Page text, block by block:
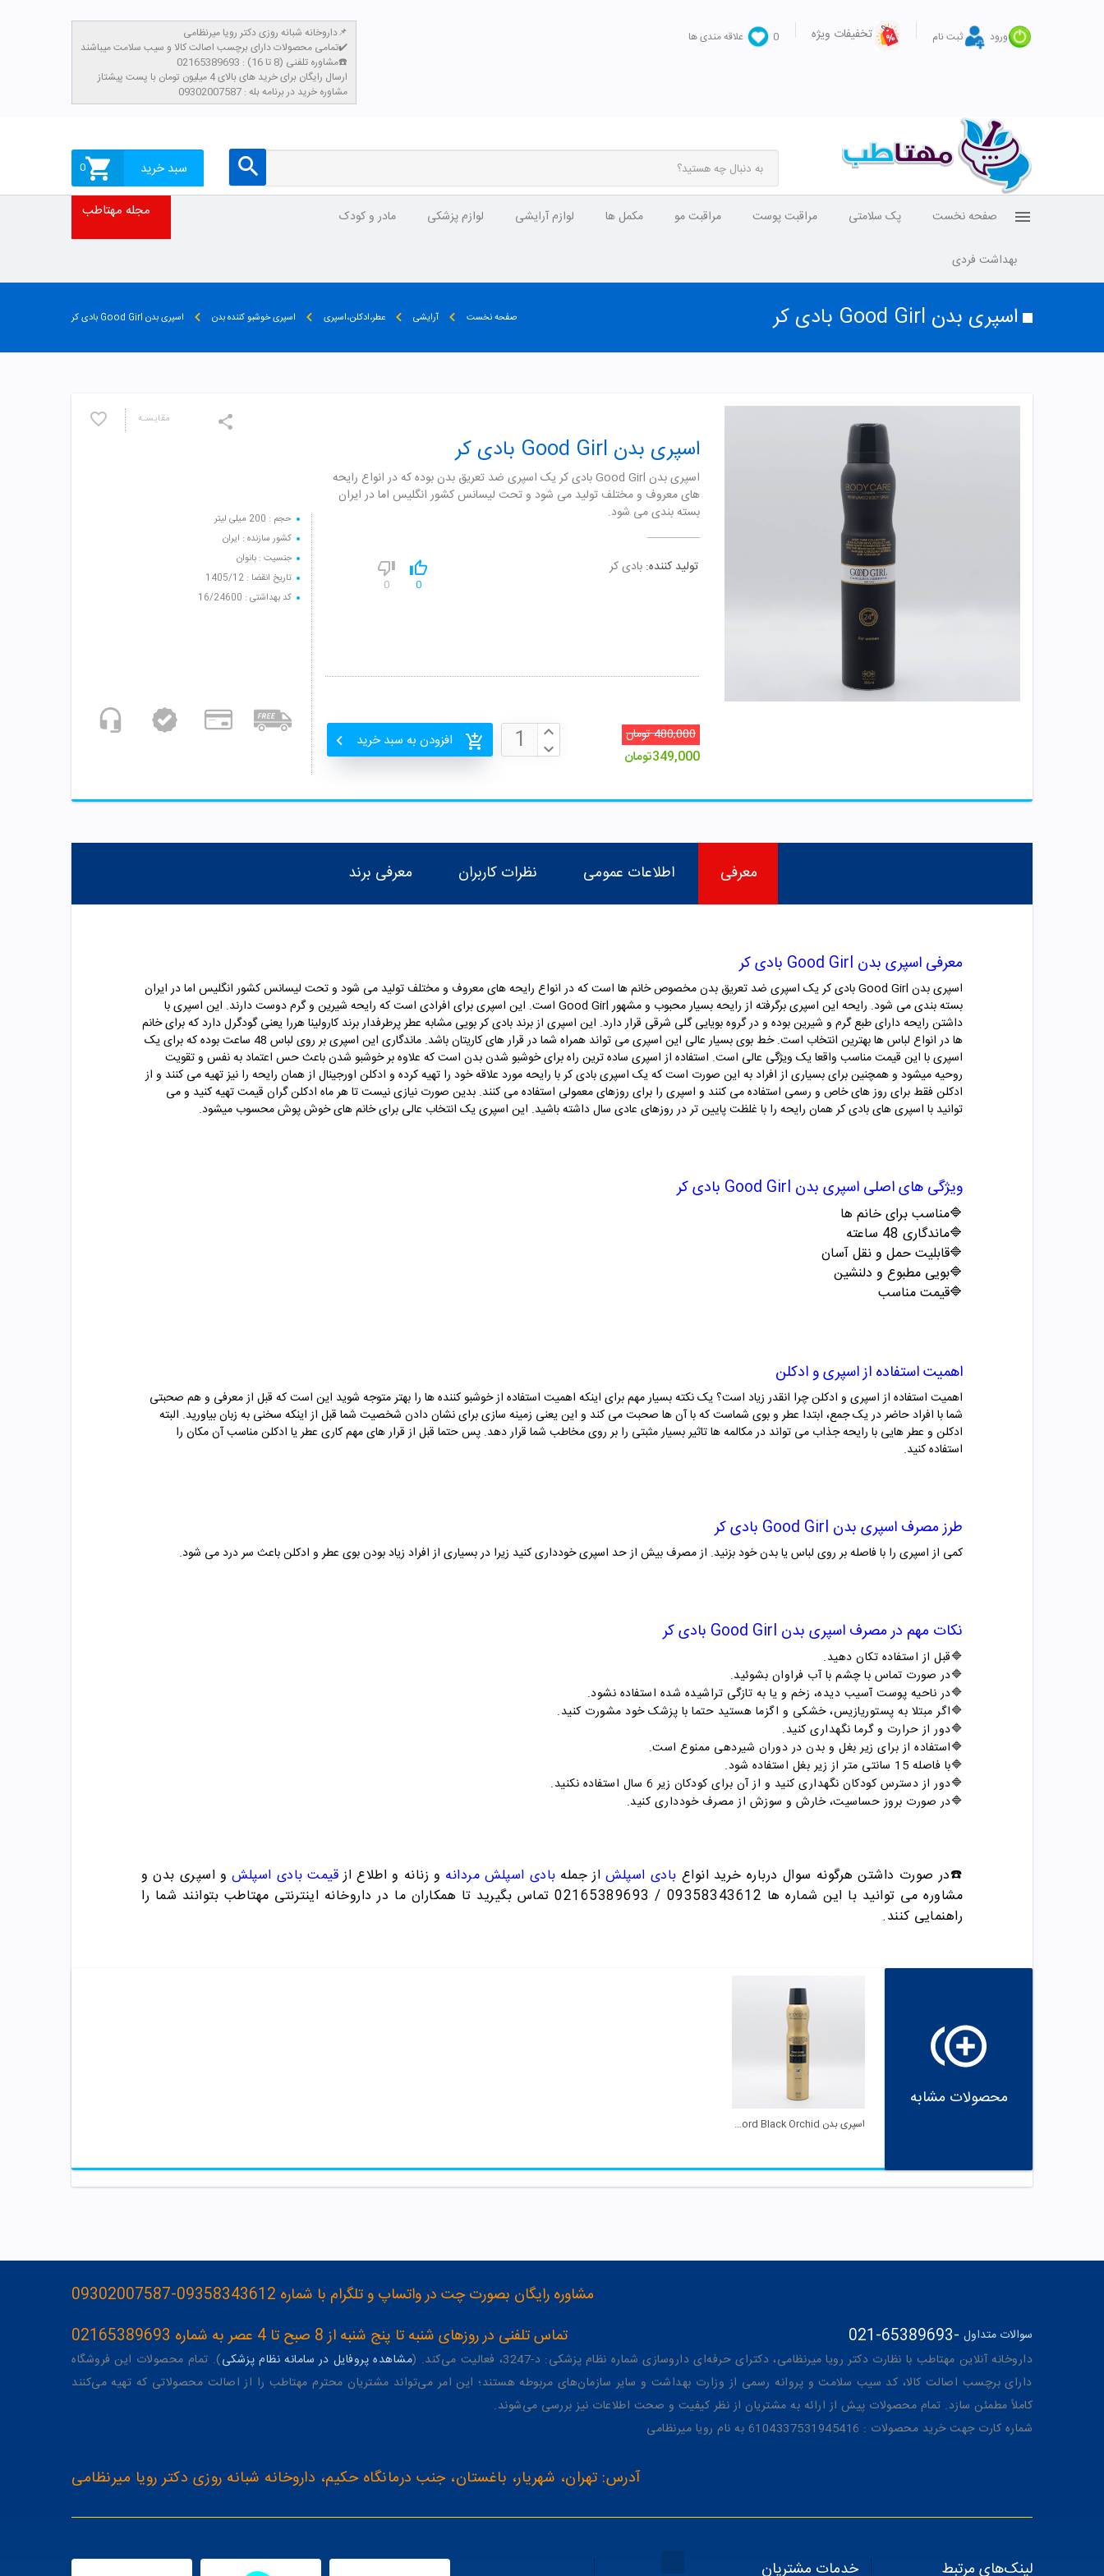
ورود ثبت نام تخفیفات ویژه 0 علاقه مندی ها
داروخانه شبانه روزی دکتر رویا میرنظامی📌
تمامی محصولات دارای برچسب اصالت کالا و سیب سلامت میباشند✔️
مشاوره تلفنی (8 تا 16) : 02165389693☎️
​ارسال رایگان برای خرید های بالای 4 میلیون تومان با پست پیشتاز
مشاوره خرید در برنامه بله : 09302007587
سبد خرید 0
صفحه نخست پک سلامتی مراقبت پوست مراقبت مو مکمل ها لوازم آرایشی لوازم پزشکی مادر و کودک
بهداشت فردی
مجله مهتاطب
اسپری بدن Good Girl بادی کر صفحه نخست آرایشی عطر،ادکلن،اسپری اسپری خوشبو کننده بدن اسپری بدن Good Girl بادی کر
مقایسـه
حجم : 200 میلی لیتر
کشور سازنده : ایران
جنسیت : بانوان
تاریخ انقضا : 1405/12
کد بهداشتی : 16/24600
اسپری بدن Good Girl بادی کر
اسپری بدن Good Girl بادی کر یک اسپری ضد تعریق بدن بوده که در انواع رایحه
های معروف و مختلف تولید می شود و تحت لیسانس کشور انگلیس اما در ایران
بسته بندی می شود.
تولید کننده: بادی کر
0
0
480,000تومان
349,000تومان
افزودن به سبد خرید
معرفی اطلاعات عمومی نظرات کاربران معرفی برند
معرفی اسپری بدن Good Girl بادی کر
اسپری بدن Good Girl بادی کر یک اسپری ضد تعریق بدن مخصوص خانم ها است که در انواع رایحه های معروف و مختلف تولید می شود و تحت لیسانس کشور انگلیس اما در ایران
بسته بندی می شود. رایحه این اسپری برگرفته از رایحه بسیار محبوب و مشهور Good Girl
است. این اسپری برای افرادی است که رایحه شیرین و گرم دوست دارند. این اسپری با
داشتن رایحهدارای طبع گرم و شیرین بوده و در گروه بویایی گلی شرقی قرار دارد. این اسپری از برند بادی کر بویی مشابه عطر پرطرفدار برند کارولینا هررا یعنی گودگرل دارد کهبرایخانم
ها
در انواع لباس ها بهترین انتخاب است. خط بوی بسیار عالی این اسپری می تواند همراه شما در قرار های کاریتان باشد. ماندگاری این اسپری بر روی لباس 48 ساعت بوده که برای یک
اسپری با این قیمت مناسب واقعا یک ویژگی عالی است. استفاده از اسپری ساده ترین راه برای خوشبو شدن بدن است که علاوه بر خوشبو شدن باعث حس اعتماد به نفس و تقویت
روحیه میشود و همچنین برای بسیاری از افراد به این صورت است که یک اسپری بادی کر با رایحه مورد علاقه خود را تهیه کرده و ادکلن اورجینال از همان رایحه را نیز تهیه می کنند و از
ادکلن فقط برای روز های خاص و رسمی استفاده می کنند و اسپری را برای روزهای معمولی استفاده می کنند. بدین صورت نیازی نیست تا هر ماه ادکلن گران قیمت تهیه کنید و می
توانید با اسپری های بادی کر همان رایحه را با غلظت پایین تر در روزهای عادی سال داشته باشید. این اسپری یک انتخاب عالی برای خانم های خوش پوش محسوب میشود.
ویژگی های اصلی اسپری بدن Good Girl بادی کر
🔷مناسب برای خانم ها
🔷ماندگاری 48 ساعته
🔷قابلیت حمل و نقل آسان
🔷بویی مطبوع و دلنشین
🔷قیمت مناسب
اهمیت استفاده از اسپری و ادکلن
اهمیت استفاده از اسپری و ادکلن چرا انقدر زیاد است؟ یک نکته بسیار مهم برای اینکه اهمیت استفاده از خوشبو کننده ها را بهتر متوجه شوید این است که قبل از معرفی و هم صحبتی
شما با افراد حاضر در یک جمع، ابتدا عطر و بوی شماست که با آن ها صحبت می کند و این یعنی زمینه سازی برای نشان دادن شخصیت شما قبل از اینکه سخنی به زبان بیاورید. البته
ادکلن و عطر هایی با رایحه جذاب می تواند در مکالمه ها تاثیر بسیار مثبتی را بر روی مخاطب شما قرار دهد. پس حتما قبل از قرار های مهم کاری عطر یا ادکلن مناسب آن مکان را
استفاده کنید.
طرز مصرف اسپری بدن Good Girl بادی کر
کمی از اسپری را با فاصله بر روی لباس یا بدن خود بزنید. از مصرف بیش از حد اسپری خودداری کنید زیرا در بسیاری از افراد زیاد بودن بوی عطر و ادکلن باعث سر درد می شود.
نکات مهم در مصرف اسپری بدن Good Girl بادی کر
🔷قبل از استفاده تکان دهید.
🔷در صورت تماس با چشم با آب فراوان بشوئید.
🔷در ناحیه پوست آسیب دیده، زخم و یا به تازگی تراشیده شده استفاده نشود.
🔷اگر مبتلا به پستوریازیس، خشکی و اگزما هستید حتما با پزشک خود مشورت کنید.
🔷دور از حرارت و گرما نگهداری کنید.
🔷استفاده از برای زیر بغل و بدن در دوران شیردهی ممنوع است.
🔷با فاصله 15 سانتی متر از زیر بغل استفاده شود
.
🔷دور از دسترس کودکان نگهداری کنید و از آن برای کودکان زیر 6 سال استفاده نکنید
.
🔷در صورت بروز حساسیت، خارش و سوزش از مصرف خودداری کنید.
☎️در صورت داشتن هرگونه سوال درباره خرید انواع بادی اسپلشاز جمله بادی اسپلش مردانه و زنانه و اطلاع ازقیمت بادی اسپلشو اسپری بدن و
مشاوره می توانید با این شماره ها 09358343612 / 02165389693
تماس بگیرید تا همکاران ما در داروخانه اینترنتی مهتاطب بتوانند شما را
راهنمایی کنند.
محصولات مشابه
اسپری بدن Tom Ford Black Orchid بادی کر
مشاوره رایگان بصورت چت در واتساپ و تلگرام با شماره 09358343612-09302007587
تماس تلفنی در روزهای شنبه تا پنج شنبه از 8 صبح تا 4 عصر به شماره 02165389693
021-65389693 سوالات متداول -
داروخانه آنلاین مهتاطب با نظارت دکتر رویا میرنظامی، دکترای حرفه‌ای داروسازی شماره نظام پزشکی: د-3247، فعالیت می‌کند. ( مشاهده پروفایل در سامانه نظام پزشکی). تمام محصولات این فروشگاه
دارای برچسب اصالت کالا، کد سیب سلامت و پروانه رسمی از وزارت بهداشت و سایر سازمان‌های مربوطه هستند؛ این امر می‌تواند مشتریان محترم مهتاطب را از اصالت محصولاتی که تهیه می‌کنند
کاملاً مطمئن سازد. تمام محصولات پیش از ارائه به مشتریان از نظر کیفیت و صحت اطلاعات نیز بررسی می‌شوند.
شماره کارت جهت خرید محصولات : 6104337531945416 به نام رویا میرنظامی
آدرس: تهران، شهریار، باغستان، جنب درمانگاه حکیم، داروخانه شبانه روزی دکتر رویا میرنظامی
لینک‌های مرتبط خدمات مشتریان